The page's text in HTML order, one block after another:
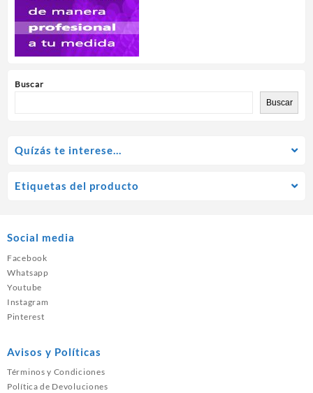
Buscar
Buscar
Quízás te interese…
Etiquetas del producto
Social media
Facebook
Whatsapp
Youtube
Instagram
Pinterest
Avisos y Políticas
Términos y Condiciones
Política de Devoluciones